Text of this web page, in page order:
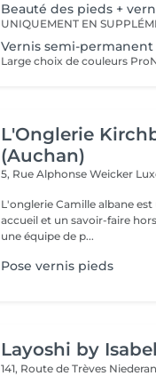
Beauté des pieds +
UNIQUEMENT EN
Vernis semi-permanent
L'Onglerie
(Auchan)
5, Rue Alphonse Weicker
L'onglerie Camille albane
accueil et un savoir-faire hors
une équipe de p...
Pose vernis pieds
Layoshi by
141, Route de Trèves